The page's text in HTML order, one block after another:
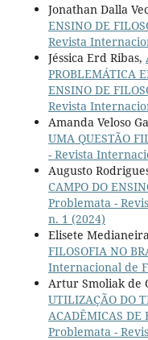
Jonathan Dalla
ENSINO DE
Revista
Jéssica Erd Ribas,
PROBLEMÁTICA
ENSINO DE
Revista
Amanda Veloso
UMA QUESTÃO
- Revista
Augusto
CAMPO DO
Problemata -
n. 1 (2024)
Elisete
FILOSOFIA NO
Internacional de
Artur Smoliak de
UTILIZAÇÃO DO
ACADÊMICAS DE
Problemata -